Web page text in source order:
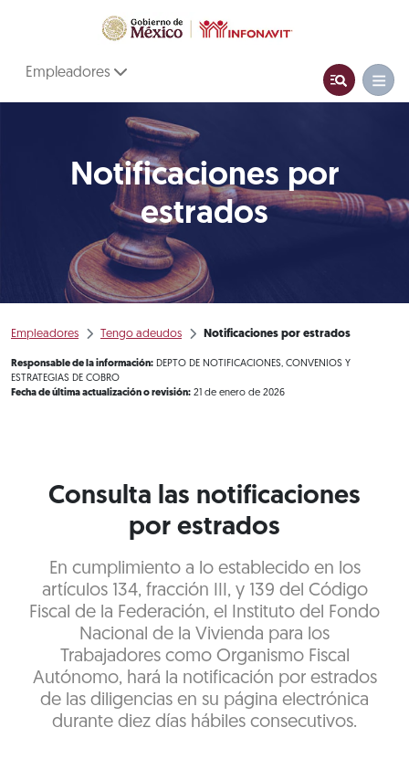
Empleadores
Notificaciones por
estrados
Empleadores Tengo adeudos Notificaciones por estrados
Responsable de la información: DEPTO DE NOTIFICACIONES, CONVENIOS Y
ESTRATEGIAS DE COBRO
Fecha de última actualización o revisión: 21 de enero de 2026
Consulta las notificaciones
por estrados
En cumplimiento a lo establecido en los
artículos 134, fracción III, y 139 del Código
Fiscal de la Federación, el Instituto del Fondo
Nacional de la Vivienda para los
Trabajadores como Organismo Fiscal
Autónomo, hará la notificación por estrados
de las diligencias en su página electrónica
durante diez días hábiles consecutivos.